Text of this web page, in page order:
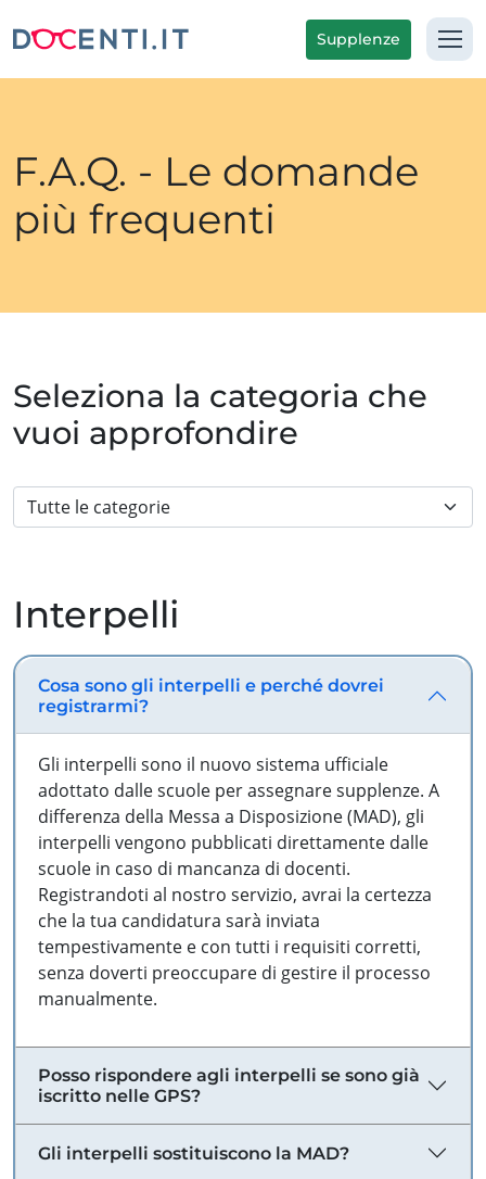
Supplenze
F.A.Q. - Le domande
più frequenti
Seleziona la categoria che
vuoi approfondire
Interpelli
Cosa sono gli interpelli e perché dovrei
registrarmi?
Gli interpelli sono il nuovo sistema ufficiale
adottato dalle scuole per assegnare supplenze. A
differenza della Messa a Disposizione (MAD), gli
interpelli vengono pubblicati direttamente dalle
scuole in caso di mancanza di docenti.
Registrandoti al nostro servizio, avrai la certezza
che la tua candidatura sarà inviata
tempestivamente e con tutti i requisiti corretti,
senza doverti preoccupare di gestire il processo
manualmente.
Posso rispondere agli interpelli se sono già
iscritto nelle GPS?
Gli interpelli sostituiscono la MAD?